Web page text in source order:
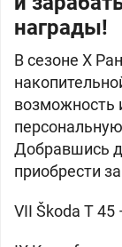
награды!
В сезоне X
возможность
Добравшись
приобрести
VII Škoda T 45